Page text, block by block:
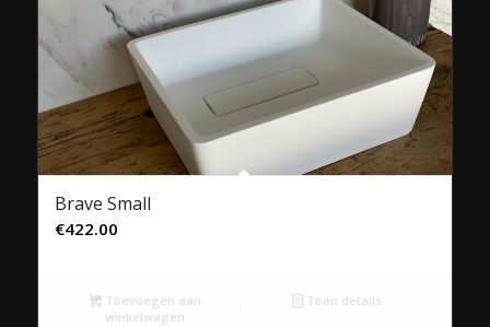
Brave Small
€422.00
Toevoegen aan
winkelwagen
Toon details